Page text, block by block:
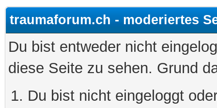
traumaforum.ch - moderiertes
Du bist entweder nicht
diese Seite zu sehen. Grund
Du bist nicht eingeloggt